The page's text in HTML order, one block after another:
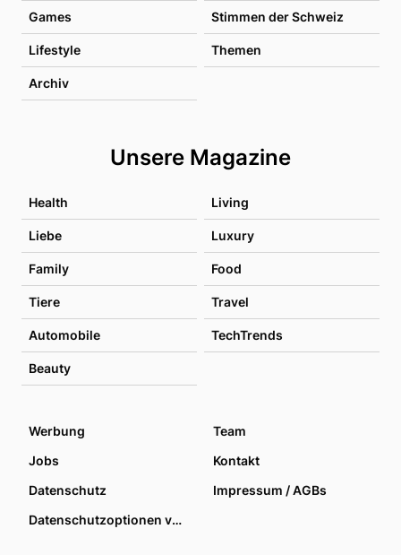
Games Stimmen der Schweiz
Lifestyle Themen
Archiv
Unsere Magazine
Health Living
Liebe Luxury
Family Food
Tiere Travel
Automobile TechTrends
Beauty
Werbung
Team
Jobs
Kontakt
Datenschutz
Impressum / AGBs
Datenschutzoptionen verwalten